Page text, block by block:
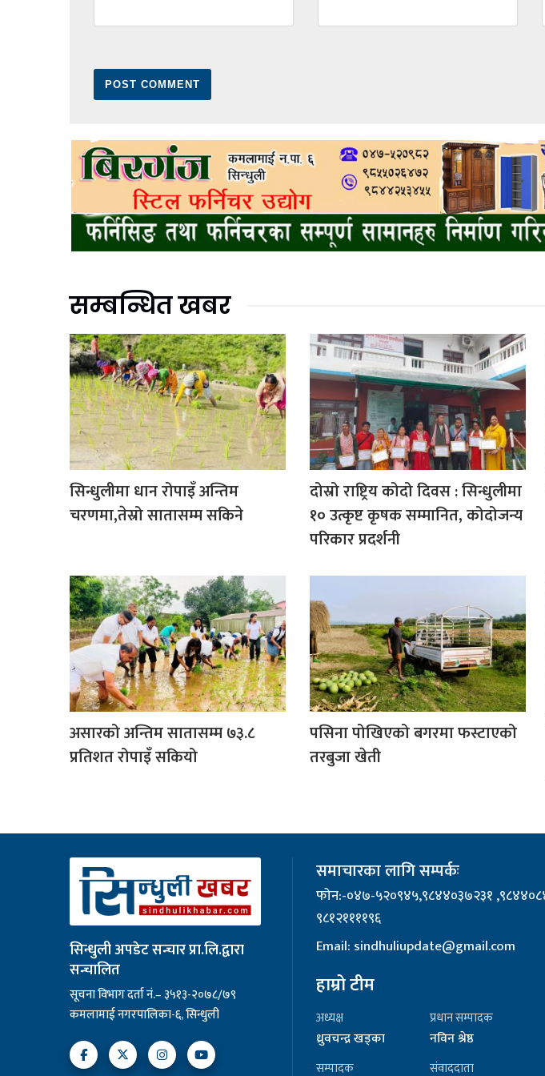
सम्बन्धित खबर
सिन्धुलीमा धान रोपाइँ अन्तिम
चरणमा,तेस्रो सातासम्म सकिने
दोस्रो राष्ट्रिय कोदो दिवस : सिन्धुलीमा
१० उत्कृष्ट कृषक सम्मानित, कोदोजन्य
परिकार प्रदर्शनी
असारको अन्तिम सातासम्म ७३.८
प्रतिशत रोपाइँ सकियो
पसिना पोखिएको बगरमा फस्टाएको
तरबुजा खेती
सिन्धुली अपडेट सन्चार प्रा.लि.द्वारा
सन्चालित
सूचना विभाग दर्ता नं.– ३५१३-२०७८/७९
कमलामाई नगरपालिका-६, सिन्धुली
समाचारका लागि सम्पर्कः
फोन:-०४७-५२०९४५,९८४४०३७२३१
९८१२११११९६
Email: sindhuliupdate@gmail.com
हाम्रो टीम
अध्यक्ष
ध्रुवचन्द्र खड्का
प्रधान सम्पादक
नविन श्रेष्ठ
सम्पादक संवाददाता